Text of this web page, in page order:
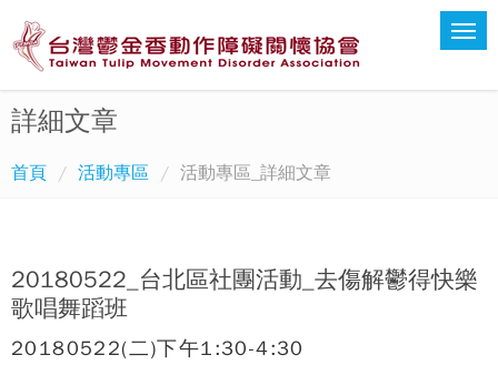
詳細文章
首頁 活動專區 活動專區_詳細文章
20180522_台北區社團活動_去傷解鬱得快樂
歌唱舞蹈班
20180522(二)下午1:30-4:30